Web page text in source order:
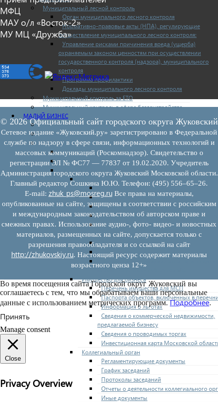
Муниципальный лесной контроль
Орган муниципального лесного контроля
Нормативно-правовые акты (НПА), регулирующие
осуществление муниципального лесного контроля:
Управление рисками причинения вреда (ущерба)
охраняемым законом ценностям при осуществлении
государственного контроля (надзора), муниципального
контроля
Программа профилактики
Доклады муниципального лесного контроля
Муниципальный контроль за ЕТО
Муниципальный контроль в сфере благоустройства
МАЛЫЙ БИЗНЕС
Прием предпринимателей
Новости МСП
Поддержка МСП
Поддержка МСП
Финансовая поддержка
Имущественная поддержка
Нормативно-правовые акты
Федеральное законодательство
Региональное законодательство
Порядок формирования и ведения
Порядок предоставления имущества из
Нормативные правовые акты по
перечней
Административные регламенты
Программы по развитию МСП
Нормативные правовые акты по
мерам поддержки субъектов МСП
Имущество для бизнеса
Перечень имущества для МСП
Паспорта объектов, включенных в
Информация о льготах
Сведения о коммерческой недвижимости,
предлагаемой бизнесу
Сведения о проводимых торгах
Инвестиционная карта Московской
Коллегиальный орган
Регламентирующие документы
График заседаний
Протоколы заседаний
Отчеты о деятельности коллегиального
Иные документы
МФЦ
МАУ о/л «Восток-2»
МУ МЦ «Дружба»
© 2026 Официальный сайт городского округа Жуковский
Сетевое издание «Жуковский.ру» зарегистрировано в Федеральной
службе по надзору в сфере связи, информационных технологий и
массовых коммуникаций (Роскомнадзор). Свидетельство о
регистрации ЭЛ № ФС77 — 77837 от 19.02.2020. Учредитель
Администрация городского округа Жуковский Московской области.
Главный редактор Сошкина Ю.Ю. Телефон: (495) 556–65–26.
E‑mail: zhuk_ps@mosreg.ruВсе права на материалы,
опубликованные на сайте, защищены в соответствии с российским
и международным законодательством об авторском праве и
смежных правах. Использование аудио-, фото- видео- и новостных
материалов, размещенных на сайте, допускается только с
разрешения правообладателя и со ссылкой на сайт
http://zhukovskiy.ru. Настоящий ресурс содержит материалы
возрастного ценза 12+»
Во время посещения сайта Городской округ Жуковский вы
соглашаетесь с тем, что мы обрабатываем ваши персональные
данные с использованием метрических программ.Подробнее.
Принять
Manage consent
Close
Privacy Overview